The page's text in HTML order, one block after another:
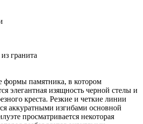
формы памятника, в котором
элегантная изящность черной стелы и
креста. Резкие и четкие линии
аккуратными изгибами основной
просматривается некоторая